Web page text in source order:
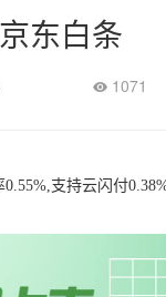
东白条
1071
0.55%,支持云闪付